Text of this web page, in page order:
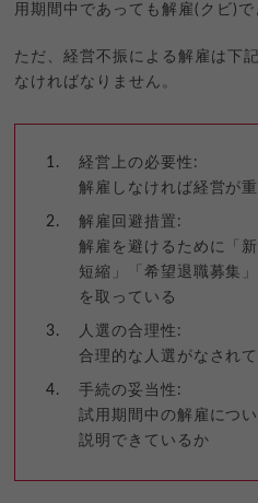
用期間中であっても解雇(クビ)で
ただ、経営不振による解雇は下
なければなりません。
経営上の必要性:
解雇しなければ経営が
解雇回避措置:
解雇を避けるために「
短縮」「希望退職募集
を取っている
人選の合理性:
合理的な人選がなされ
手続の妥当性:
試用期間中の解雇につ
説明できているか